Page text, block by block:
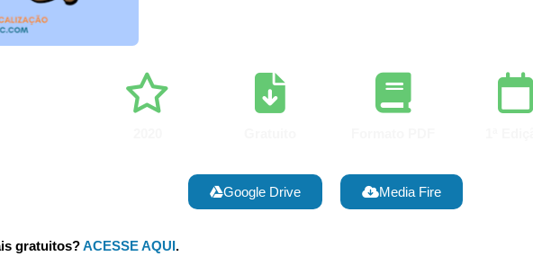
Google Drive Media Fire
gratuitos?ACESSE AQUI.